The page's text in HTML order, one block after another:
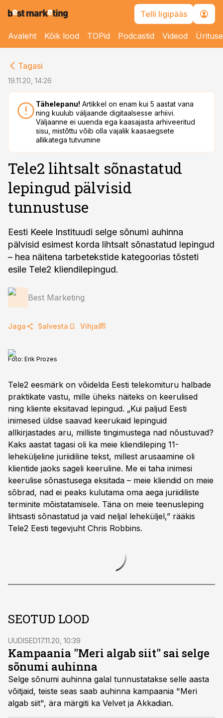
Telli ligipääs
Avaleht Kõik lood TOPid Podcastid Videod
Tagasi
19.11.20, 14:26
Tähelepanu! Artikkel on enam kui 5 aastat vana
ning kuulub väljaande digitaalsesse arhiivi.
Väljaanne ei uuenda ega kaasajasta arhiveeritud
sisu, mistõttu võib olla vajalik kaasaegsete
allikatega tutvumine
Tele2 lihtsalt sõnastatud
lepingud pälvisid
tunnustuse
Eesti Keele Instituudi selge sõnumi auhinna
pälvisid esimest korda lihtsalt sõnastatud lepingud
– hea näitena tarbetekstide kategoorias tõsteti
esile Tele2 kliendilepingud.
Best Marketing
Jaga Salvesta Vihja
Foto: Erik Prozes
Tele2 eesmärk on võidelda Eesti telekomituru halbade
praktikate vastu, mille üheks näiteks on keerulised
ning kliente eksitavad lepingud. „Kui paljud Eesti
inimesed üldse saavad keerukaid lepinguid
allkirjastades aru, milliste tingimustega nad nõustuvad?
Kaks aastat tagasi oli ka meie kliendileping 11-
leheküljeline juriidiline tekst, millest arusaamine oli
klientide jaoks sageli keeruline. Me ei taha inimesi
keerulise sõnastusega eksitada – meie kliendid on meie
sõbrad, nad ei peaks kulutama oma aega juriidiliste
terminite mõistatamisele. Täna on meie teenusleping
lihtsasti sõnastatud ja vaid neljal leheküljel,” rääkis
Tele2 Eesti tegevjuht Chris Robbins.
SEOTUD LOOD
UUDISED17.11.20, 10:39
Kampaania "Meri algab siit" sai selge
sõnumi auhinna
Selge sõnumi auhinna galal tunnustatakse selle aasta
võitjaid, teiste seas saab auhinna kampaania "Meri
algab siit", ära märgiti ka Velvet ja Akkadian.